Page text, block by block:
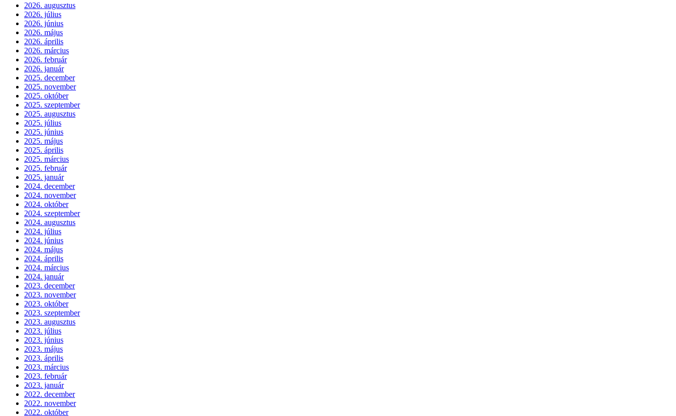
2026. augusztus
2026. július
2026. június
2026. május
2026. április
2026. március
2026. február
2026. január
2025. december
2025. november
2025. október
2025. szeptember
2025. augusztus
2025. július
2025. június
2025. május
2025. április
2025. március
2025. február
2025. január
2024. december
2024. november
2024. október
2024. szeptember
2024. augusztus
2024. július
2024. június
2024. május
2024. április
2024. március
2024. január
2023. december
2023. november
2023. október
2023. szeptember
2023. augusztus
2023. július
2023. június
2023. május
2023. április
2023. március
2023. február
2023. január
2022. december
2022. november
2022. október